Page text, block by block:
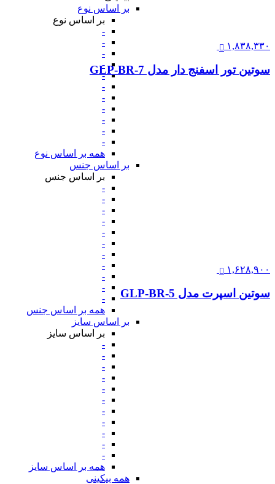
بر اساس نوع
بر اساس نوع
-
-
-
-
-
-
-
-
-
-
-
همه بر اساس نوع
بر اساس جنس
بر اساس جنس
-
-
-
-
-
-
-
-
-
-
-
همه بر اساس جنس
بر اساس سایز
بر اساس سایز
-
-
-
-
-
-
-
-
-
-
-
همه بر اساس سایز
همه بیکینی
۱,۸۳۸,۳۳۰
سوتین تور اسفنج دار مدل GLP-BR-7
۱,۶۲۸,۹۰۰
سوتین اسپرت مدل GLP-BR-5